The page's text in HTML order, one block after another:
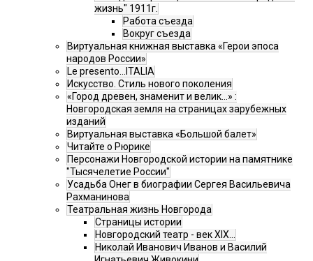
жизнь" 1911г.
Работа съезда
Вокруг съезда
Виртуальная книжная выставка «Герои эпоса
народов России»
Le presento...ITALIA
Искусство. Стиль нового поколения
«Город древен, знаменит и велик…» :
Новгородская земля на страницах зарубежных
изданий
Виртуальная выставка «Большой балет»
Читайте о Рюрике
Персонажи Новгородской истории на памятнике
"Тысячелетие России"
Усадьба Онег в биографии Сергея Васильевича
Рахманинова
Театральная жизнь Новгорода
Страницы истории
Новгородский театр - век XIX…
Николай Иванович Иванов и Василий